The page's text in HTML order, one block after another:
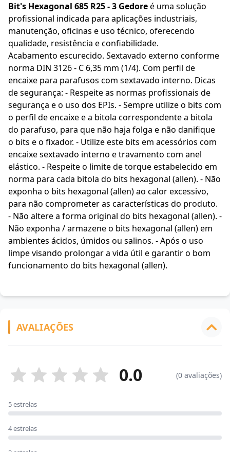
Bit's Hexagonal 685 R25 - 3 Gedoreé uma solução
profissional indicada para aplicações industriais,
manutenção, oficinas e uso técnico, oferecendo
qualidade, resistência e confiabilidade.
Acabamento escurecido. Sextavado externo conforme
norma DIN 3126 - C 6,35 mm (1/4). Com perfil de
encaixe para parafusos com sextavado interno. Dicas
de segurança: - Respeite as normas profissionais de
segurança e o uso dos EPIs. - Sempre utilize o bits com
o perfil de encaixe e a bitola correspondente a bitola
do parafuso, para que não haja folga e não danifique
o bits e o fixador. - Utilize este bits em acessórios com
encaixe sextavado interno e travamento com anel
elástico. - Respeite o limite de torque estabelecido em
norma para cada bitola do bits hexagonal (allen). - Não
exponha o bits hexagonal (allen) ao calor excessivo,
para não comprometer as características do produto.
- Não altere a forma original do bits hexagonal (allen). -
Não exponha / armazene o bits hexagonal (allen) em
ambientes ácidos, úmidos ou salinos. - Após o uso
limpe visando prolongar a vida útil e garantir o bom
funcionamento do bits hexagonal (allen).
AVALIAÇÕES
0.0 (0 avaliações)
5 estrelas
4 estrelas